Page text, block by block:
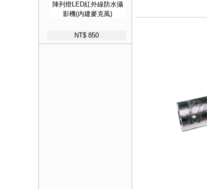
陣列燈LED紅外線防水攝
影機(內建麥克風)
NT$ 850